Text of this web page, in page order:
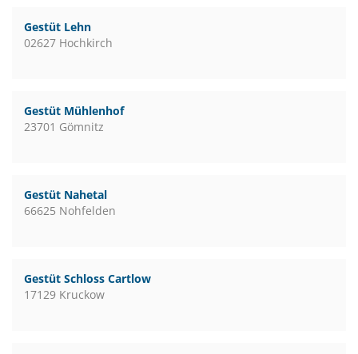
Gestüt Lehn
02627 Hochkirch
Gestüt Mühlenhof
23701 Gömnitz
Gestüt Nahetal
66625 Nohfelden
Gestüt Schloss Cartlow
17129 Kruckow